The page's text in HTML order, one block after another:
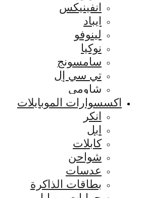
انفينيكس
ايباد
لينوفو
نوكيا
سامسونج
تي سي إل
شاومي
اكسسوارات الموبايلات
انكر
ابل
كابلات
شواحن
عدسات
بطاقات الذاكرة